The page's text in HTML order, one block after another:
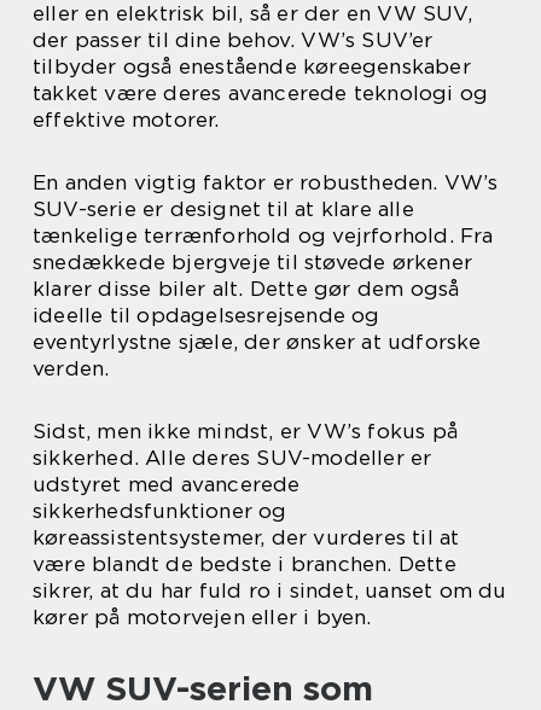
eller en elektrisk bil, så er der en VW SUV,
der passer til dine behov. VW’s SUV’er
tilbyder også enestående køreegenskaber
takket være deres avancerede teknologi og
effektive motorer.
En anden vigtig faktor er robustheden. VW’s
SUV-serie er designet til at klare alle
tænkelige terrænforhold og vejrforhold. Fra
snedækkede bjergveje til støvede ørkener
klarer disse biler alt. Dette gør dem også
ideelle til opdagelsesrejsende og
eventyrlystne sjæle, der ønsker at udforske
verden.
Sidst, men ikke mindst, er VW’s fokus på
sikkerhed. Alle deres SUV-modeller er
udstyret med avancerede
sikkerhedsfunktioner og
køreassistentsystemer, der vurderes til at
være blandt de bedste i branchen. Dette
sikrer, at du har fuld ro i sindet, uanset om du
kører på motorvejen eller i byen.
VW SUV-serien som